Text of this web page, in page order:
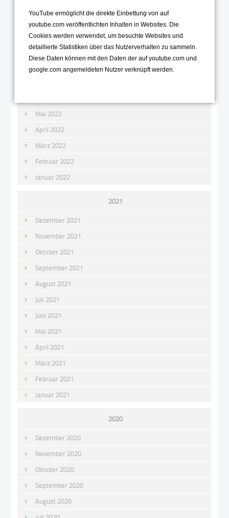
November 2022
Oktober 2022
September 2022
August 2022
Mai 2022
April 2022
März 2022
Februar 2022
Januar 2022
2021
Dezember 2021
November 2021
Oktober 2021
September 2021
August 2021
Juli 2021
Juni 2021
Mai 2021
April 2021
März 2021
Februar 2021
Januar 2021
2020
Dezember 2020
November 2020
Oktober 2020
September 2020
August 2020
YouTube ermöglicht die direkte Einbettung von auf
youtube.com veröffentlichten Inhalten in Websites. Die
Cookies werden verwendet, um besuchte Websites und
detaillierte Statistiken über das Nutzerverhalten zu sammeln.
Diese Daten können mit den Daten der auf youtube.com und
google.com angemeldeten Nutzer verknüpft werden.